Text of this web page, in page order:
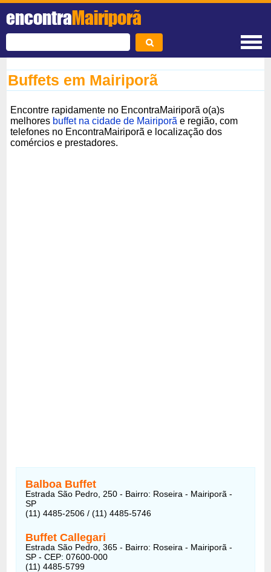
encontraMairiporã
Buffets em Mairiporã
Encontre rapidamente no EncontraMairiporã o(a)s
melhores buffet na cidade de Mairiporã e região, com
telefones no EncontraMairiporã e localização dos
comércios e prestadores.
Balboa Buffet
Estrada São Pedro, 250 - Bairro: Roseira - Mairiporã -
SP
(11) 4485-2506 / (11) 4485-5746
Buffet Callegari
Estrada São Pedro, 365 - Bairro: Roseira - Mairiporã -
SP - CEP: 07600-000
(11) 4485-5799